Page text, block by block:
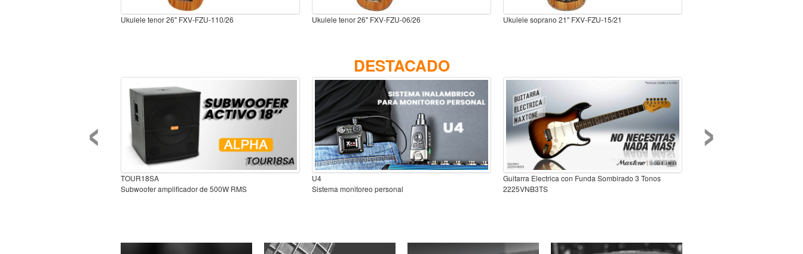
Ukulele tenor 26" FXV-FZU-110/26 Ukulele tenor 26" FXV-FZU-06/26 Ukulele soprano 21" FXV-FZU-15/21
DESTACADO
TOUR18SA
Subwoofer amplificador de 500W RMS
U4
Sistema monitoreo personal
Guitarra Electrica con Funda Sombirado 3 Tonos
2225VNB3TS
‹ ›